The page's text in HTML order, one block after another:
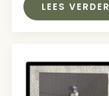
LEES VERDER